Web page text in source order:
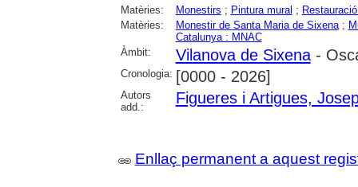
Matèries: Monestirs ; Pintura mural ;
Matèries:
Monestir de Santa Maria de Sixena;
Catalunya : MNAC
Àmbit:
Vilanova de Sixena-
Cronologia: [0000 - 2026]
Autors
add.:
Figueres i Artigues,
Enllaç permanent a aquest